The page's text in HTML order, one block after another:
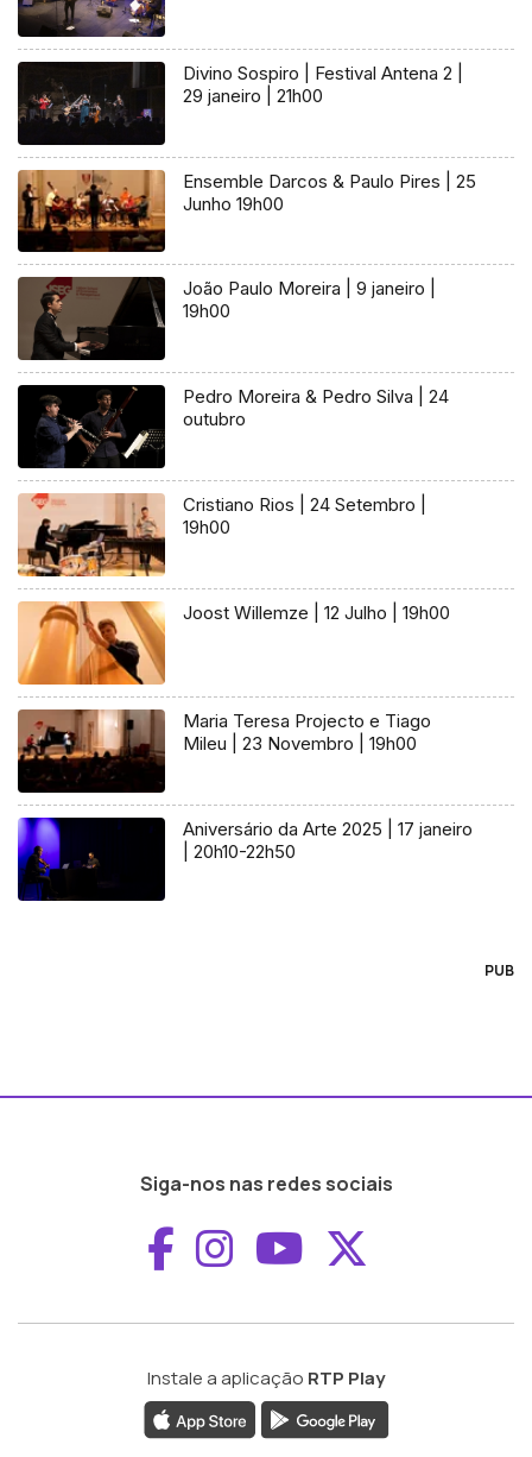
Divino Sospiro | Festival Antena 2 |
29 janeiro | 21h00
Ensemble Darcos & Paulo Pires | 25
Junho 19h00
João Paulo Moreira | 9 janeiro |
19h00
Pedro Moreira & Pedro Silva | 24
outubro
Cristiano Rios | 24 Setembro |
19h00
Joost Willemze | 12 Julho | 19h00
Maria Teresa Projecto e Tiago
Mileu | 23 Novembro | 19h00
Aniversário da Arte 2025 | 17 janeiro
| 20h10-22h50
PUB
Siga-nos nas redes sociais
Aceder ao
Aceder ao
Aceder ao
Instale a aplicação RTP Play